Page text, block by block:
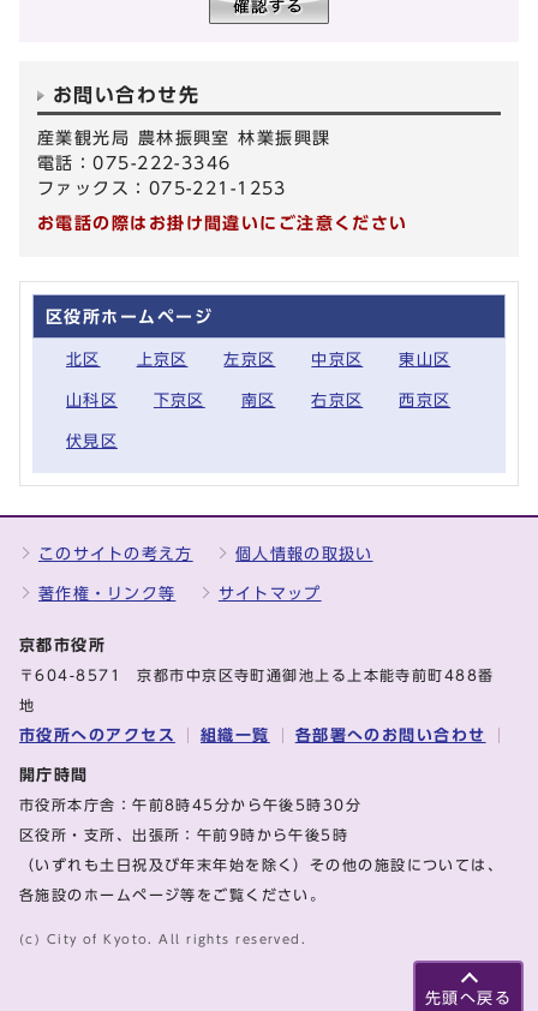
お問い合わせ先
産業観光局 農林振興室 林業振興課
電話：075-222-3346
ファックス：075-221-1253
お電話の際はお掛け間違いにご注意ください
区役所ホームページ
北区 上京区 左京区 中京区 東山区
山科区 下京区 南区 右京区 西京区
伏見区
先頭へ戻る
このサイトの考え方 個人情報の取扱い
著作権・リンク等 サイトマップ
京都市役所
〒604-8571 京都市中京区寺町通御池上る上本能寺前町488番
地
市役所へのアクセス 組織一覧 各部署へのお問い合わせ
開庁時間
市役所本庁舎：午前8時45分から午後5時30分
区役所・支所、出張所：午前9時から午後5時
（いずれも土日祝及び年末年始を除く）その他の施設については、
各施設のホームページ等をご覧ください。
(c) City of Kyoto. All rights reserved.